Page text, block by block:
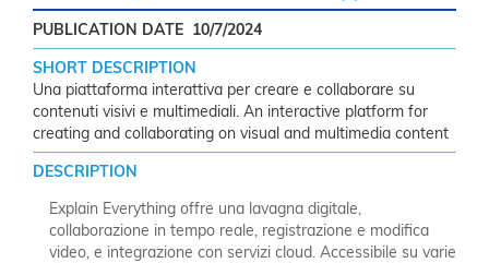
PUBLICATION DATE 10/7/2024
SHORT DESCRIPTION
Una piattaforma interattiva per creare e collaborare su
contenuti visivi e multimediali. An interactive platform for
creating and collaborating on visual and multimedia content
DESCRIPTION
Explain Everything offre una lavagna digitale,
collaborazione in tempo reale, registrazione e modifica
video, e integrazione con servizi cloud. Accessibile su varie